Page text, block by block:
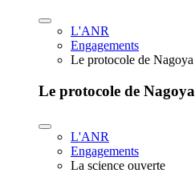
L'ANR
Engagements
Le protocole de Nagoya
Le protocole de Nagoya
L'ANR
Engagements
La science ouverte